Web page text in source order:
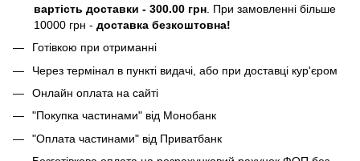
вартість доставки - 300.00 грн . При замовленні більше
10000 грн - доставка безкоштовна!
Готівкою при отриманні
Через термінал в пункті видачі, або при доставці кур'єром
Онлайн оплата на сайті
"Покупка частинами" від Монобанк
"Оплата частинами" від Приватбанк